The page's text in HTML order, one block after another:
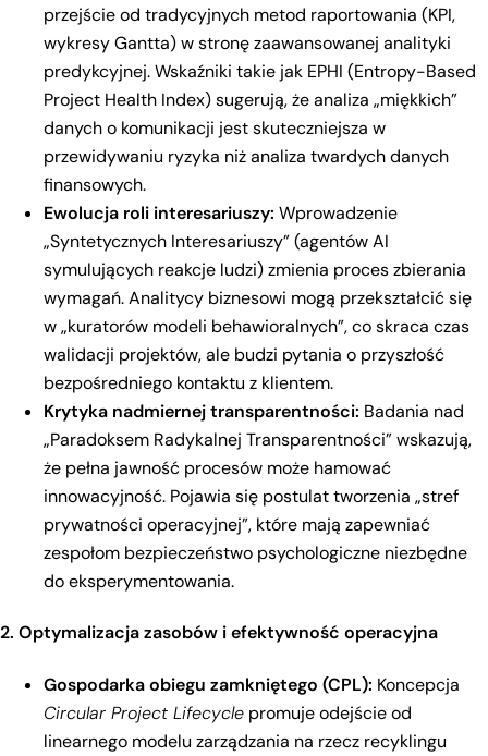
przejście od tradycyjnych metod raportowania (KPI,
wykresy Gantta) w stronę zaawansowanej analityki
predykcyjnej. Wskaźniki takie jak EPHI (Entropy-Based
Project Health Index) sugerują, że analiza „miękkich”
danych o komunikacji jest skuteczniejsza w
przewidywaniu ryzyka niż analiza twardych danych
finansowych.
Ewolucja roli interesariuszy: Wprowadzenie
„Syntetycznych Interesariuszy” (agentów AI
symulujących reakcje ludzi) zmienia proces zbierania
wymagań. Analitycy biznesowi mogą przekształcić się
w „kuratorów modeli behawioralnych”, co skraca czas
walidacji projektów, ale budzi pytania o przyszłość
bezpośredniego kontaktu z klientem.
Krytyka nadmiernej transparentności: Badania nad
„Paradoksem Radykalnej Transparentności” wskazują,
że pełna jawność procesów może hamować
innowacyjność. Pojawia się postulat tworzenia „stref
prywatności operacyjnej”, które mają zapewniać
zespołom bezpieczeństwo psychologiczne niezbędne
do eksperymentowania.
2. Optymalizacja zasobów i efektywność operacyjna
Gospodarka obiegu zamkniętego (CPL): Koncepcja
Circular Project Lifecycle promuje odejście od
linearnego modelu zarządzania na rzecz recyklingu